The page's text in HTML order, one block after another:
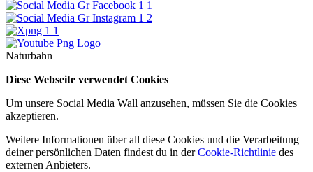
Naturbahn
Diese Webseite verwendet Cookies
Um unsere Social Media Wall anzusehen, müssen Sie die Cookies
akzeptieren.
Weitere Informationen über all diese Cookies und die Verarbeitung
deiner persönlichen Daten findest du in derCookie-Richtlinie des
externen Anbieters.